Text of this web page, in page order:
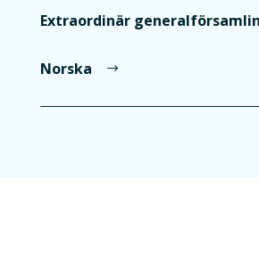
Extraordinär
Norska